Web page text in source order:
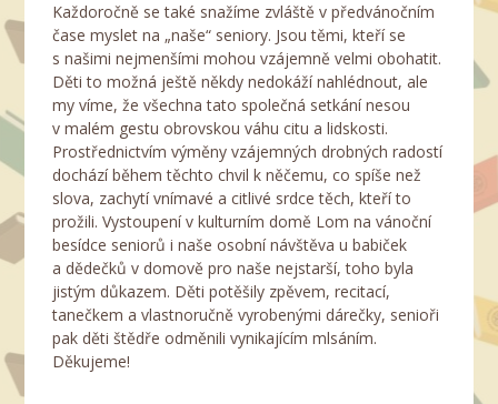
Každoročně se také snažíme zvláště v předvánočním
čase myslet na „naše“ seniory. Jsou těmi, kteří se
s našimi nejmenšími mohou vzájemně velmi obohatit.
Děti to možná ještě někdy nedokáží nahlédnout, ale
my víme, že všechna tato společná setkání nesou
v malém gestu obrovskou váhu citu a lidskosti.
Prostřednictvím výměny vzájemných drobných radostí
dochází během těchto chvil k něčemu, co spíše než
slova, zachytí vnímavé a citlivé srdce těch, kteří to
prožili. Vystoupení v kulturním domě Lom na vánoční
besídce seniorů i naše osobní návštěva u babiček
a dědečků v domově pro naše nejstarší, toho byla
jistým důkazem. Děti potěšily zpěvem, recitací,
tanečkem a vlastnoručně vyrobenými dárečky, senioři
pak děti štědře odměnili vynikajícím mlsáním.
Děkujeme!